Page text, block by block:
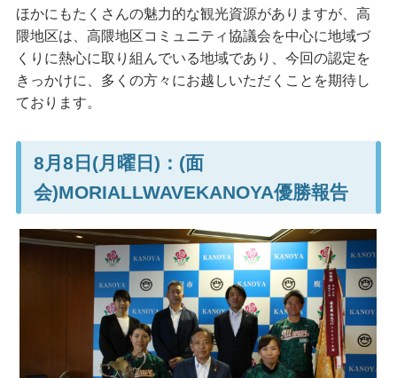
ほかにもたくさんの魅力的な観光資源がありますが、高
隈地区は、高隈地区コミュニティ協議会を中心に地域づ
くりに熱心に取り組んでいる地域であり、今回の認定を
きっかけに、多くの方々にお越しいただくことを期待し
ております。
8月8日(月曜日)：(面
会)MORIALLWAVEKANOYA優勝報告